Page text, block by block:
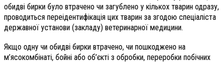
обидві бирки було втрачено чи загублено у кількох тварин одразу,
проводиться переідентифікація цих тварин за згодою спеціаліста
державної установи (закладу) ветеринарної медицини.
Якщо одну чи обидві бирки втрачено, чи пошкоджено на
м’ясокомбінаті, бойні або об’єкті з обробки, переробки побічних